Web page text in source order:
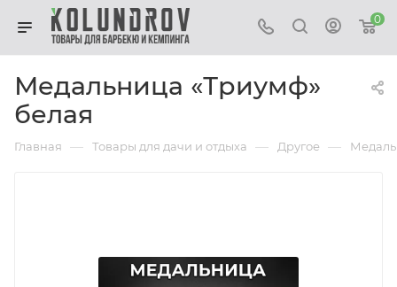
0
Медальница «Триумф»
белая
Главная — Товары для дачи и отдыха — Другое —